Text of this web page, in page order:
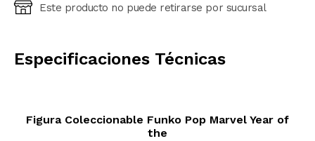
Ingresá código postal (sólo números)
Este producto no puede retirarse por sucursal
Especificaciones Técnicas
Figura Coleccionable Funko Pop Marvel Year of
the